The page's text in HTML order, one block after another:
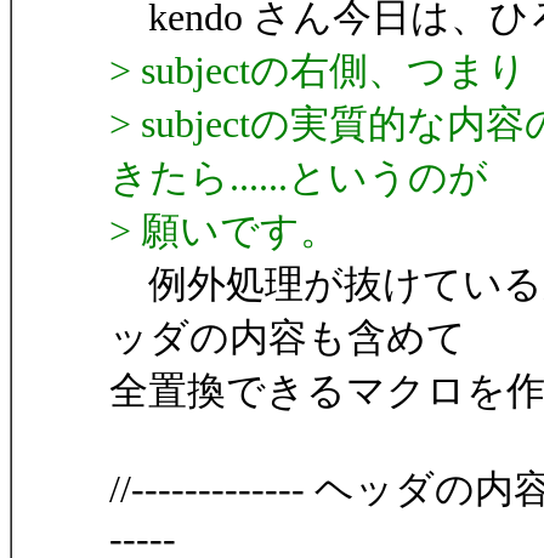
kendo さん今日は、ひ
> subjectの右側、つまり
> subjectの実質的な内
きたら......というのが
> 願いです。
例外処理が抜けてい
ッダの内容も含めて
全置換できるマクロを
//------------- ヘッダの内
-----